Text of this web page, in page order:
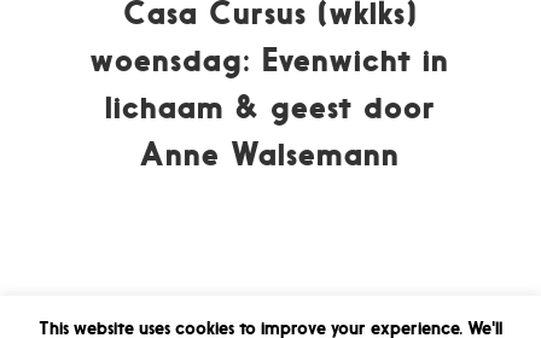
Casa Cursus (wklks)
woensdag: Evenwicht in
lichaam & geest door
Anne Walsemann
This website uses cookies to improve your experience. We'll